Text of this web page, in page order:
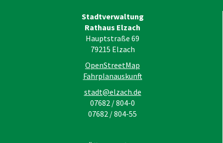
Stadtverwaltung
Rathaus Elzach
Hauptstraße 69
79215 Elzach
OpenStreetMap
Fahrplanauskunft
stadt@elzach.de
07682 / 804-0
07682 / 804-55